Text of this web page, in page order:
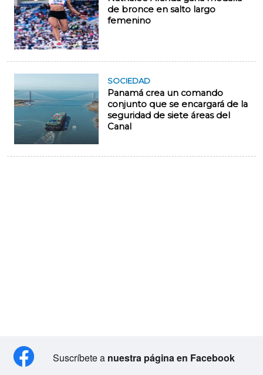
de bronce en salto largo
femenino
SOCIEDAD
Panamá crea un comando
conjunto que se encargará de la
seguridad de siete áreas del
Canal
Suscríbete a nuestra página en Facebook